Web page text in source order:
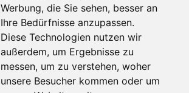
Werbung, die Sie sehen, besser an
Ihre Bedürfnisse anzupassen.
Diese Technologien nutzen wir
außerdem, um Ergebnisse zu
messen, um zu verstehen, woher
unsere Besucher kommen oder um